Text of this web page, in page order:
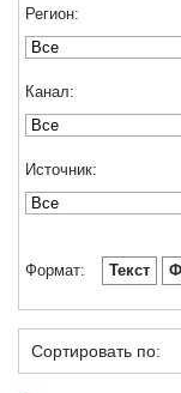
Регион:
Канал:
Источник:
Формат: Текст
Сортировать по: